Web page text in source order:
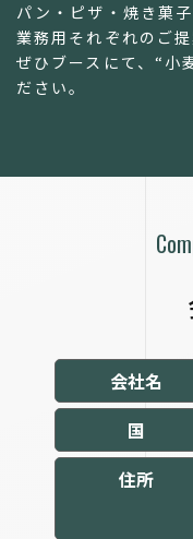
パン・ピザ・焼き菓
業務用それぞれのご
ぜひブースにて、“小
ださい。
会社名
国
住所